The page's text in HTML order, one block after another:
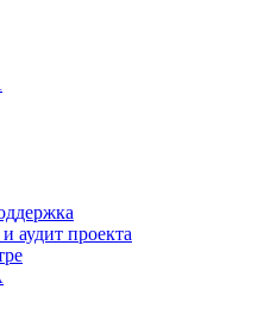
аудит проекта